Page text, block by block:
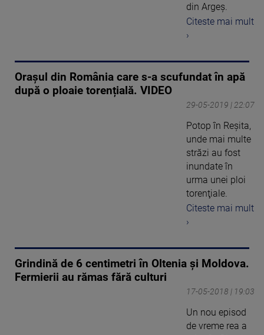
din Argeș.
Citeste mai mult
›
Orașul din România care s-a scufundat în apă
după o ploaie torențială. VIDEO
29-05-2019 | 22:07
Potop în Reşita,
unde mai multe
străzi au fost
inundate în
urma unei ploi
torenţiale.
Citeste mai mult
›
Grindină de 6 centimetri în Oltenia și Moldova.
Fermierii au rămas fără culturi
17-05-2018 | 19:03
Un nou episod
de vreme rea a